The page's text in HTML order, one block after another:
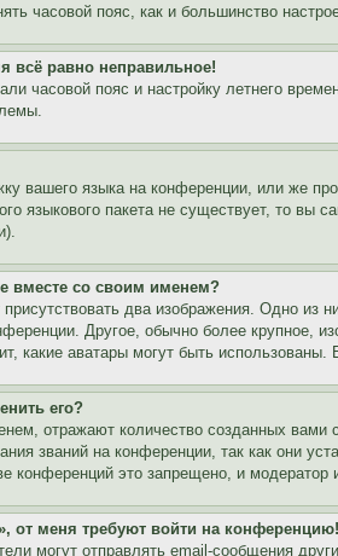
часовой пояс, как и большинство
всё равно неправильное!
часовой пояс и настройку летнего
вашего языка на конференции, или же
языкового пакета не существует, то
вместе со своим именем?
два изображения. Одно
Другое, обычно более крупное,
какие аватары могут быть
его?
отражают количество созданных
званий на конференции, так как они
конференций это запрещено, и модератор
от меня требуют войти на конференцию!
могут отправлять email-сообщения